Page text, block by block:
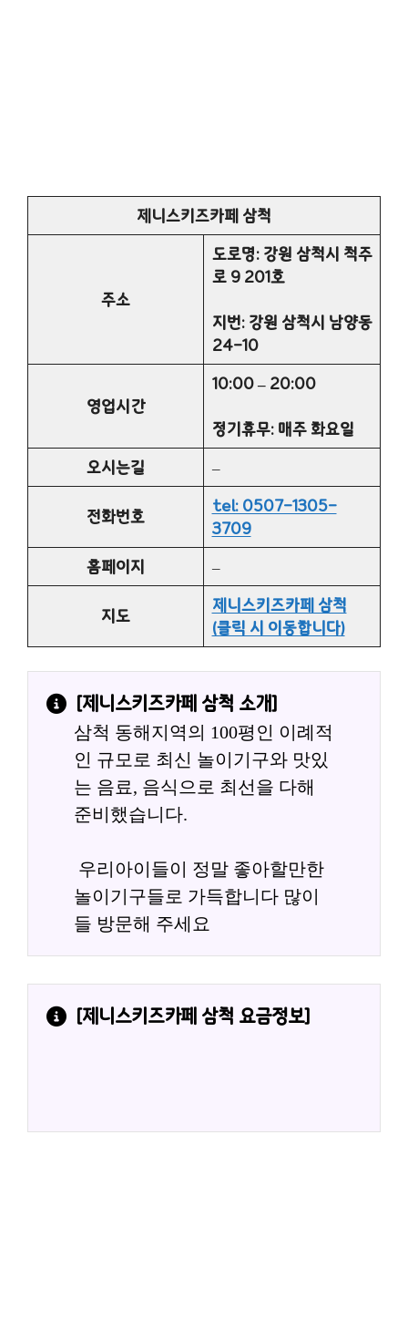
제니스키즈카페 삼척
주소
도로명: 강원 삼척시 척주
로 9 201호
지번: 강원 삼척시 남양동
24-10
영업시간
10:00 – 20:00
정기휴무: 매주 화요일
오시는길
–
전화번호
tel: 0507-1305-
3709
홈페이지
–
지도
제니스키즈카페 삼척
(클릭 시 이동합니다)
[제니스키즈카페 삼척 소개]
삼척 동해지역의 100평인 이례적
인 규모로 최신 놀이기구와 맛있
는 음료, 음식으로 최선을 다해
준비했습니다.
놀이기구들로 가득합니다 많이
들 방문해 주세요
[제니스키즈카페 삼척 요금정보]